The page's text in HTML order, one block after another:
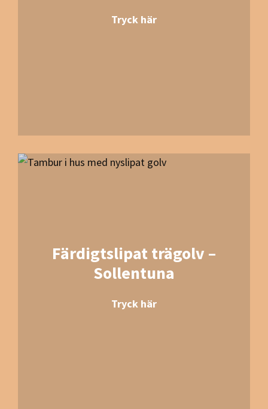
Tryck här
Färdigtslipat trägolv –
Sollentuna
Tryck här